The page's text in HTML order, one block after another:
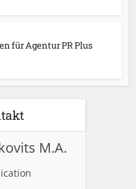
für Agentur PR Plus
M.A.